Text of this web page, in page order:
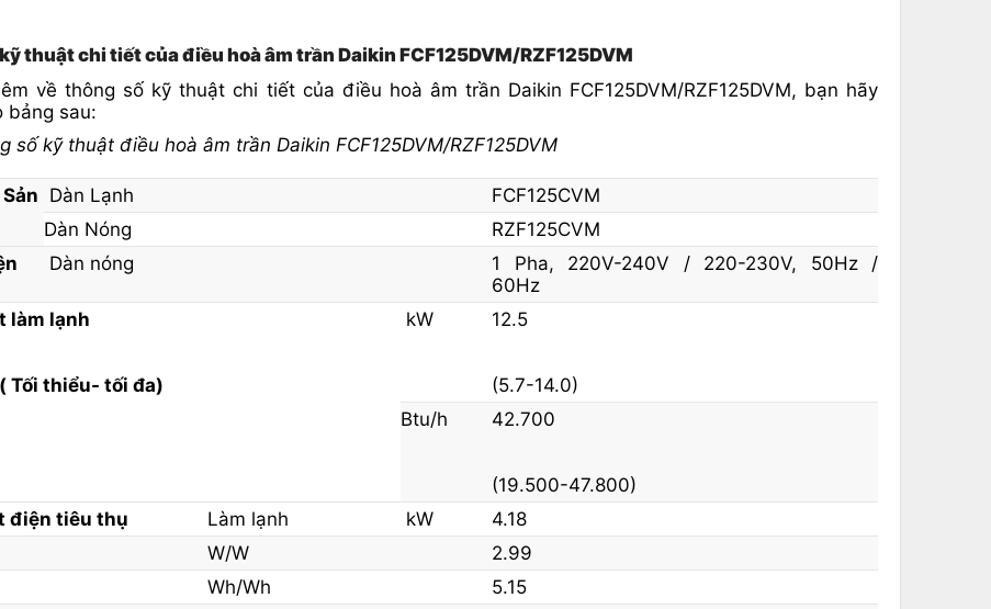
thuật chi tiết của điều hoà âm trần Daikin FCF125DVM/RZF125DVM
về thông số kỹ thuật chi tiết của điều hoà âm trần Daikin FCF125DVM/RZF125DVM, bạn hãy
bảng sau:
số kỹ thuật điều hoà âm trần Daikin FCF125DVM/RZF125DVM
Dàn Lạnh
FCF125CVM
Dàn Nóng
RZF125CVM
Dàn nóng
1 Pha, 220V-240V / 220-230V, 50Hz /
60Hz
làm lạnh
Tối thiểu- tối đa)
kW 12.5
(5.7-14.0)
Btu/h
42.700
(19.500-47.800)
điện tiêu thụ
Làm lạnh kW
4.18
W/W
2.99
Wh/Wh
5.15